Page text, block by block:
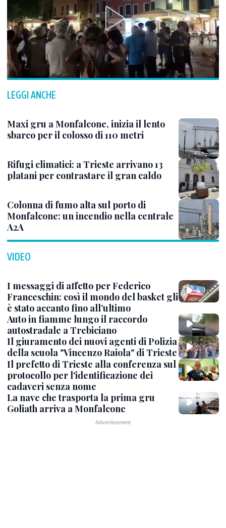
LEGGI ANCHE
Maxi gru a Monfalcone, inizia il lento
sbarco per il colosso di 110 metri
Rifugi climatici: a Trieste arrivano 13
platani per contrastare il gran caldo
Colonna di fumo alta sul porto di
Monfalcone: un incendio nella centrale
A2A
VIDEO
I messaggi di affetto per Federico
Franceschin: così il mondo del basket gli
è stato accanto fino all’ultimo
Auto in fiamme lungo il raccordo
autostradale a Trebiciano
Il giuramento dei nuovi agenti di Polizia
della scuola "Vincenzo Raiola" di Trieste
Il prefetto di Trieste alla conferenza sul
protocollo per l'identificazione dei
cadaveri senza nome
La nave che trasporta la prima gru
Goliath arriva a Monfalcone